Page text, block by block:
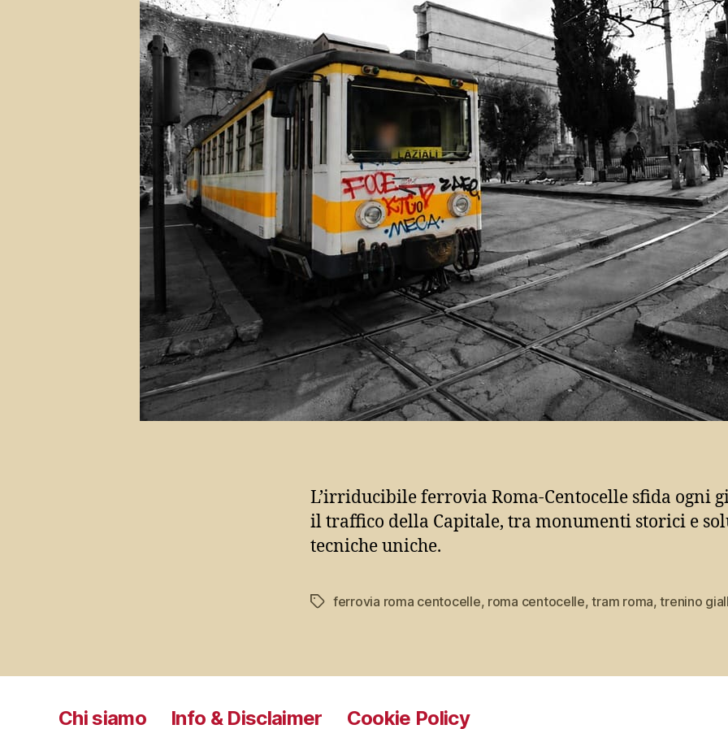
L’irriducibile ferrovia Roma-Centocelle sfida ogni
il traffico della Capitale, tra monumenti storici e
tecniche uniche.
Tag ferrovia roma centocelle, roma centocelle,tram roma,trenino
Chi siamo Info & Disclaimer Cookie Policy